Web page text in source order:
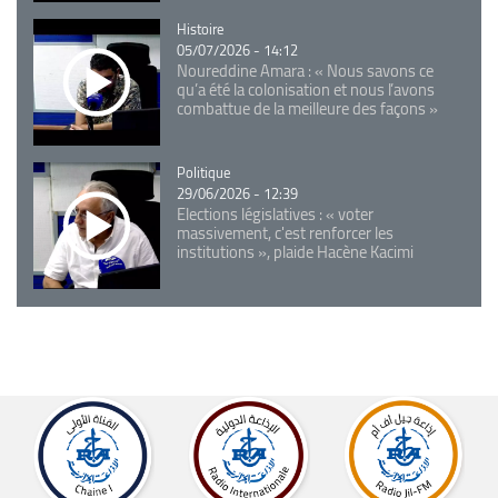
Catégorie
Histoire
05/07/2026 - 14:12
Noureddine Amara : « Nous savons ce
qu’a été la colonisation et nous l’avons
combattue de la meilleure des façons »
Catégorie
Politique
29/06/2026 - 12:39
Elections législatives : « voter
massivement, c'est renforcer les
institutions », plaide Hacène Kacimi